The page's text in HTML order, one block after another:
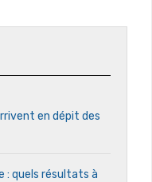
en dépit des
: quels résultats à